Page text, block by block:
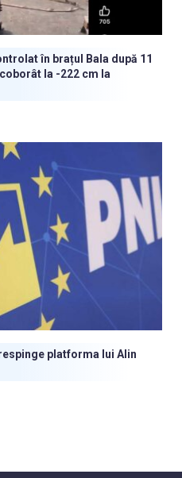
în brațul Bala după 11
la -222 cm la
platforma lui Alin